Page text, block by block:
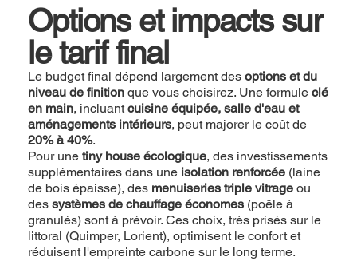
Options et impacts sur
le tarif final
Le budget final dépend largement desoptions et du
niveau de finition que vous choisirez. Une formuleclé
en main, incluantcuisine équipée, salle d'eau et
aménagements intérieurs, peut majorer le coût de
20% à 40%.
Pour unetiny house écologique, des investissements
supplémentaires dans une isolation renforcée (laine
de bois épaisse), des menuiseries triple vitrage ou
dessystèmes de chauffage économes (poêle à
granulés) sont à prévoir. Ces choix, très prisés sur le
littoral (Quimper, Lorient), optimisent le confort et
réduisent l'empreinte carbone sur le long terme.